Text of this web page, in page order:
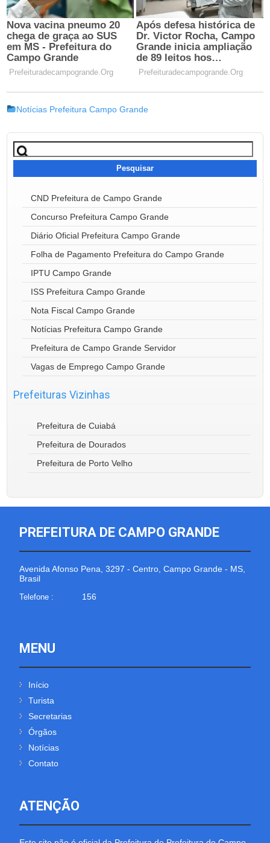
Notícias Prefeitura Campo Grande
Pesquisar
por:
CND Prefeitura de Campo Grande
Concurso Prefeitura Campo Grande
Diário Oficial Prefeitura Campo Grande
Folha de Pagamento Prefeitura do Campo Grande
IPTU Campo Grande
ISS Prefeitura Campo Grande
Nota Fiscal Campo Grande
Notícias Prefeitura Campo Grande
Prefeitura de Campo Grande Servidor
Vagas de Emprego Campo Grande
Prefeituras Vizinhas
Prefeitura de Cuiabá
Prefeitura de Dourados
Prefeitura de Porto Velho
PREFEITURA DE CAMPO GRANDE
Avenida Afonso Pena, 3297 - Centro, Campo Grande - MS,
Brasil
Telefone : 156
MENU
Início
Turista
Secretarias
Órgãos
Notícias
Contato
ATENÇÃO